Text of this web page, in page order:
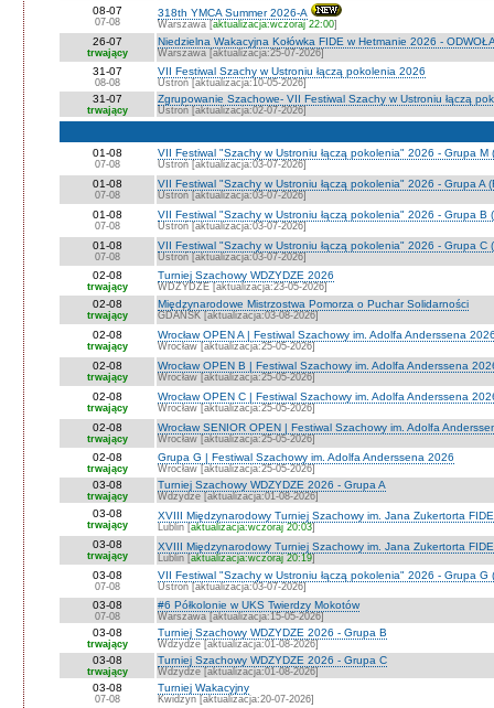
08-07
07-08
318th YMCA Summer 2026-A
Warszawa [aktualizacja:wczoraj 22:00]
26-07
trwający
Niedzielna Wakacyjna Kołówka FIDE w Hetmanie 2026 -
Warszawa [aktualizacja:25-07-2026]
31-07
08-08
VII Festiwal Szachy w Ustroniu łączą pokolenia 2026
Ustroń [aktualizacja:10-05-2026]
31-07
trwający
Zgrupowanie Szachowe- VII Festiwal Szachy w Ustroniu łączą
Ustroń [aktualizacja:02-07-2026]
01-08
07-08
VII Festiwal "Szachy w Ustroniu łączą pokolenia" 2026 - Grupa M
Ustroń [aktualizacja:03-07-2026]
01-08
07-08
VII Festiwal "Szachy w Ustroniu łączą pokolenia" 2026 - Grupa A
Ustroń [aktualizacja:03-07-2026]
01-08
07-08
VII Festiwal "Szachy w Ustroniu łączą pokolenia" 2026 - Grupa B
Ustroń [aktualizacja:03-07-2026]
01-08
07-08
VII Festiwal "Szachy w Ustroniu łączą pokolenia" 2026 - Grupa C
Ustroń [aktualizacja:03-07-2026]
02-08
trwający
Turniej Szachowy WDZYDZE 2026
WDZYDZE [aktualizacja:23-05-2026]
02-08
trwający
Międzynarodowe Mistrzostwa Pomorza o Puchar Solidarności
GDAŃSK [aktualizacja:03-08-2026]
02-08
trwający
Wrocław OPEN A | Festiwal Szachowy im. Adolfa Anderssena
Wrocław [aktualizacja:25-05-2026]
02-08
trwający
Wrocław OPEN B | Festiwal Szachowy im. Adolfa Anderssena
Wrocław [aktualizacja:25-05-2026]
02-08
trwający
Wrocław OPEN C | Festiwal Szachowy im. Adolfa Anderssena
Wrocław [aktualizacja:25-05-2026]
02-08
trwający
Wrocław SENIOR OPEN | Festiwal Szachowy im. Adolfa
Wrocław [aktualizacja:25-05-2026]
02-08
trwający
Grupa G | Festiwal Szachowy im. Adolfa Anderssena 2026
Wrocław [aktualizacja:25-05-2026]
03-08
trwający
Turniej Szachowy WDZYDZE 2026 - Grupa A
Wdzydze [aktualizacja:01-08-2026]
03-08
trwający
XVIII Międzynarodowy Turniej Szachowy im. Jana Zukertorta
Lublin [aktualizacja:wczoraj 20:03]
03-08
trwający
XVIII Międzynarodowy Turniej Szachowy im. Jana Zukertorta
Lublin [aktualizacja:wczoraj 20:19]
03-08
07-08
VII Festiwal "Szachy w Ustroniu łączą pokolenia" 2026 - Grupa G
Ustroń [aktualizacja:03-07-2026]
03-08
07-08
#6 Półkolonie w UKS Twierdzy Mokotów
Warszawa [aktualizacja:15-05-2026]
03-08
trwający
Turniej Szachowy WDZYDZE 2026 - Grupa B
Wdzydze [aktualizacja:01-08-2026]
03-08
trwający
Turniej Szachowy WDZYDZE 2026 - Grupa C
Wdzydze [aktualizacja:01-08-2026]
03-08
07-08
Turniej Wakacyjny
Kwidzyn [aktualizacja:20-07-2026]